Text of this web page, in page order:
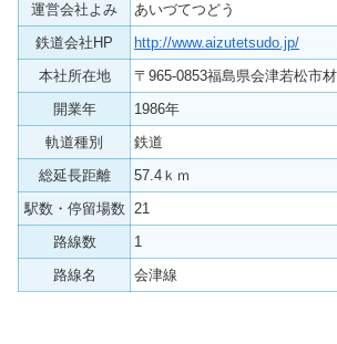
運営会社よみ
あいづてつどう
鉄道会社HP
http://www.aizutetsudo.jp/
本社所在地
〒965-0853福島県会津若松市
開業年
1986年
軌道種別
鉄道
総延長距離
57.4ｋｍ
駅数・停留場数
21
路線数
1
路線名
会津線